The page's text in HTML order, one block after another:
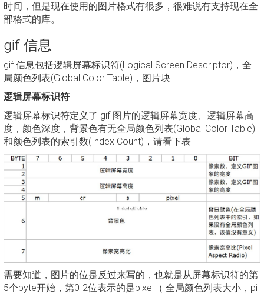
时间，但是现在使用的图片格式有很多，很难说有支持现在全
部格式的库。
gif 信息
gif 信息包括逻辑屏幕标识符(Logical Screen Descriptor)，全
局颜色列表(Global Color Table)，图片块
逻辑屏幕标识符
逻辑屏幕标识符定义了 gif 图片的逻辑屏幕宽度、逻辑屏幕高
度，颜色深度，背景色有无全局颜色列表(Global Color Table)
和颜色列表的索引数(Index Count)，请看下表
需要知道，图片的位是反过来写的，也就是从屏幕标识符的第
5个byte开始，第0-2位表示的是pixel（ 全局颜色列表大小，pi